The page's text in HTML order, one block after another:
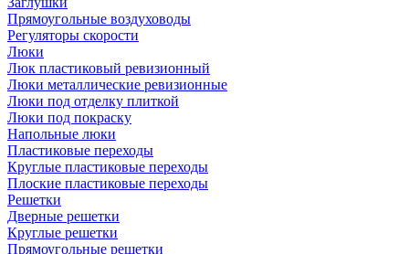
Прямоугольные воздуховоды
Регуляторы скорости
Люки
Люк пластиковый ревизионный
Люки металлические ревизионные
Люки под отделку плиткой
Люки под покраску
Напольные люки
Пластиковые переходы
Круглые пластиковые переходы
Плоские пластиковые переходы
Решетки
Дверные решетки
Круглые решетки
Прямоугольные решетки